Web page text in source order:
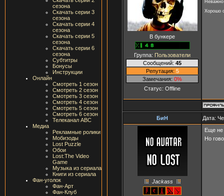
сезона
Скачать серии 3
сезона
Скачать серии 4
сезона
Скачать серии 5
сезона
Скачать серии 6
сезона
Субтитры
Бонусы
Инструкции
Онлайн
Смотреть 1 сезон
Смотреть 2 сезон
Смотреть 3 сезон
Смотреть 4 сезон
Смотреть 5 сезон
Смотреть 6 сезон
Телеканал ABC
Медиа
Рекламные ролики
Мобизоды
Lost Puzzle
Обои
Lost:The Video
Game
Музыка из сериала
Книги из сериала
Фан-уголок
Фан-Арт
Фан-Клуб
В бункере
Группа: Пользователи
Сообщений: 45
Репутация: 5
Замечания: 0%
Статус: Offline
Неважно
Хорошо
БиН Дата:
Jackass
Еще не
Но